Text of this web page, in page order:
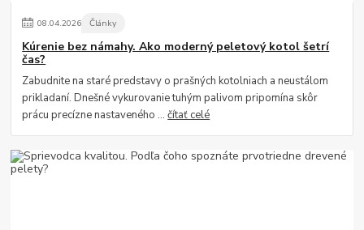
08.04.2026 Články
Kúrenie bez námahy. Ako moderný peletový kotol šetrí
čas?
Zabudnite na staré predstavy o prašných kotolniach a neustálom
prikladaní. Dnešné vykurovanie tuhým palivom pripomína skôr
prácu precízne nastaveného ...čítať celé